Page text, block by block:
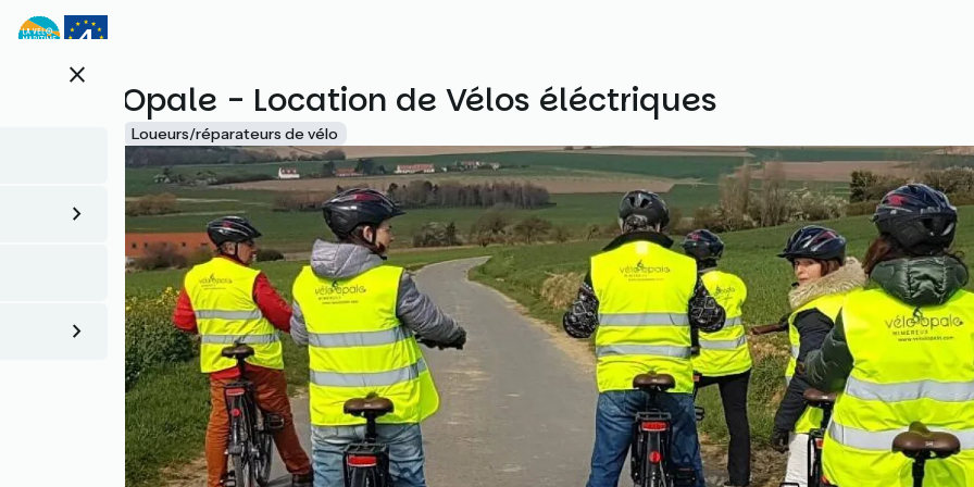
Aller
au
principalclose
Vélo d'Opale - Location de Vélos éléctriques
Loueurs/réparateurs de vélo